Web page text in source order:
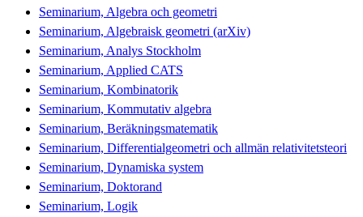
Seminarium, Algebra och geometri
Seminarium, Algebraisk geometri (arXiv)
Seminarium, Analys Stockholm
Seminarium, Applied CATS
Seminarium, Kombinatorik
Seminarium, Kommutativ algebra
Seminarium, Beräkningsmatematik
Seminarium, Differentialgeometri och allmän relativitetsteori
Seminarium, Dynamiska system
Seminarium, Doktorand
Seminarium, Logik